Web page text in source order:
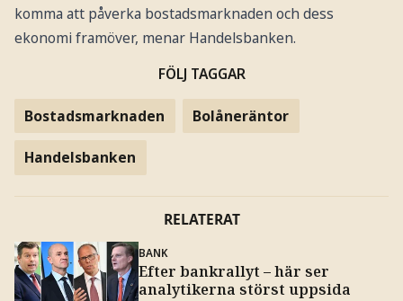
komma att påverka bostadsmarknaden och dess
ekonomi framöver, menar Handelsbanken.
FÖLJ TAGGAR
Bostadsmarknaden Bolåneräntor
Handelsbanken
RELATERAT
BANK
Efter bankrallyt – här ser
analytikerna störst uppsida